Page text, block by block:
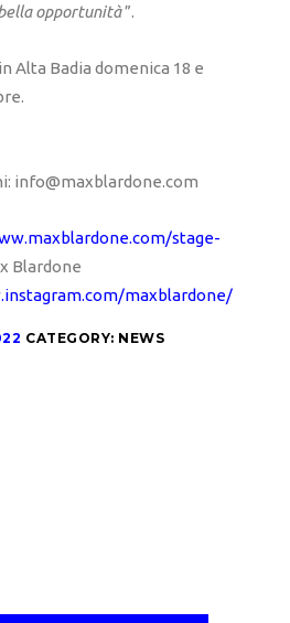
opportunità”.
Alta Badia domenica 18 e
info@maxblardone.com
stage-
Blardone
maxblardone/
CATEGORY: NEWS